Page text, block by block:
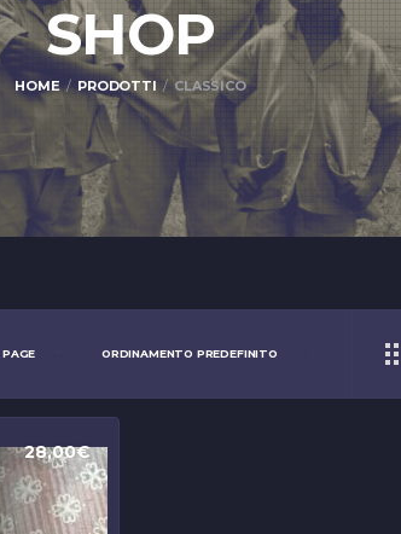
SHOP
HOME PRODOTTI CLASSICO
28,00€